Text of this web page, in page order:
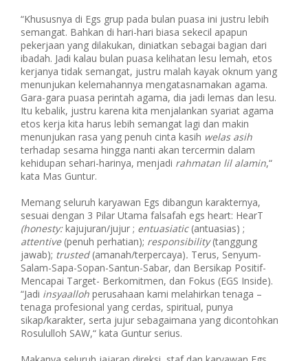
“Khususnya di Egs grup pada bulan puasa ini justru lebih
semangat. Bahkan di hari-hari biasa sekecil apapun
pekerjaan yang dilakukan, diniatkan sebagai bagian dari
ibadah. Jadi kalau bulan puasa kelihatan lesu lemah, etos
kerjanya tidak semangat, justru malah kayak oknum yang
menunjukan kelemahannya mengatasnamakan agama.
Gara-gara puasa perintah agama, dia jadi lemas dan lesu.
Itu kebalik, justru karena kita menjalankan syariat agama
etos kerja kita harus lebih semangat lagi dan makin
menunjukan rasa yang penuh cinta kasih welas asih
terhadap sesama hingga nanti akan tercermin dalam
kehidupan sehari-harinya, menjadi rahmatan lil alamin,“
kata Mas Guntur.
Memang seluruh karyawan Egs dibangun karakternya,
sesuai dengan 3 Pilar Utama falsafah egs heart: HearT
(honesty:kajujuran/jujur ; entuasiatic (antuasias) ;
attentive (penuh perhatian); responsibility(tanggung
jawab); trusted (amanah/terpercaya). Terus, Senyum-
Salam-Sapa-Sopan-Santun-Sabar, dan Bersikap Positif-
Mencapai Target- Berkomitmen, dan Fokus (EGS Inside).
“Jadi insyaalloh perusahaan kami melahirkan tenaga –
tenaga profesional yang cerdas, spiritual, punya
sikap/karakter, serta jujur sebagaimana yang dicontohkan
Rosululloh SAW,“ kata Guntur serius.